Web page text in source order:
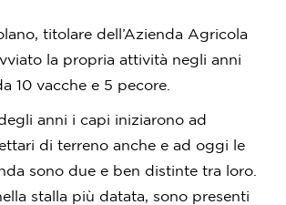
titolare dell’Azienda Agricola
la propria attività negli anni
10 vacche e 5 pecore.
anni i capi iniziarono ad
di terreno anche e ad oggi le
sono due e ben distinte tra loro.
stalla più datata, sono presenti